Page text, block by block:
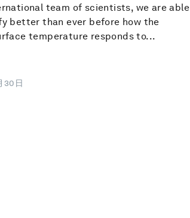
team of scientists, we are able
better than ever before how the
temperature responds to...
30日